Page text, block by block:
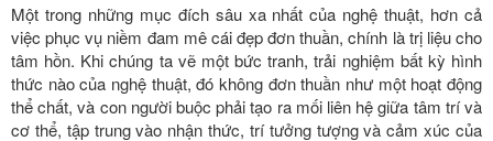
Một trong những mục đích sâu xa nhất của nghệ thuật, hơn cả
việc phục vụ niềm đam mê cái đẹp đơn thuần, chính là trị liệu cho
tâm hồn. Khi chúng ta vẽ một bức tranh, trải nghiệm bất kỳ hình
thức nào của nghệ thuật, đó không đơn thuần như một hoạt động
thể chất, và con người buộc phải tạo ra mối liên hệ giữa tâm trí và
cơ thể, tập trung vào nhận thức, trí tưởng tượng và cảm xúc của